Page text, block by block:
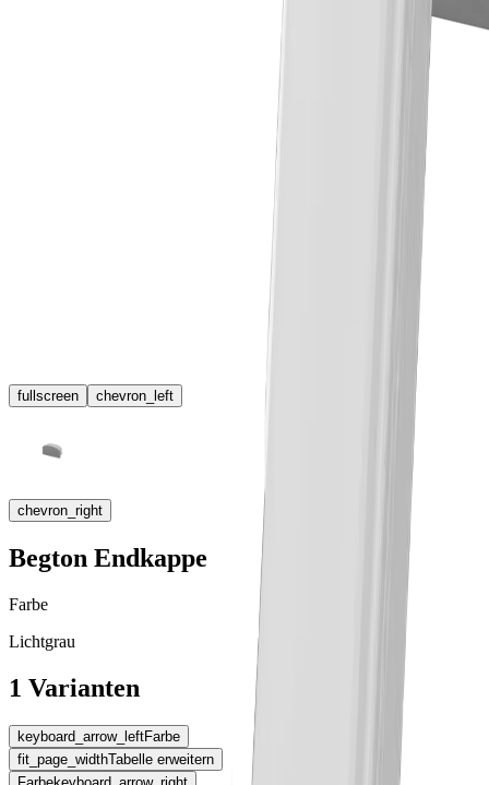
fullscreen chevron_left
chevron_right
Begton Endkappe
Farbe
Lichtgrau
1 Varianten
keyboard_arrow_leftFarbe
fit_page_widthTabelle erweitern